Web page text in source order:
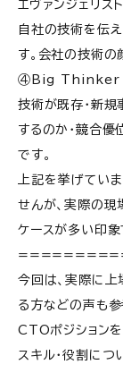
エヴァンジェリス
自社の技術を伝
す。会社の技術の
④Big Thinker
技術が既存・新
するのか・競合優
です。
上記を挙げてい
せんが、実際の
ケースが多い印象
今回は、実際に上
る方などの声も参
CTOポジション
スキル・役割につ